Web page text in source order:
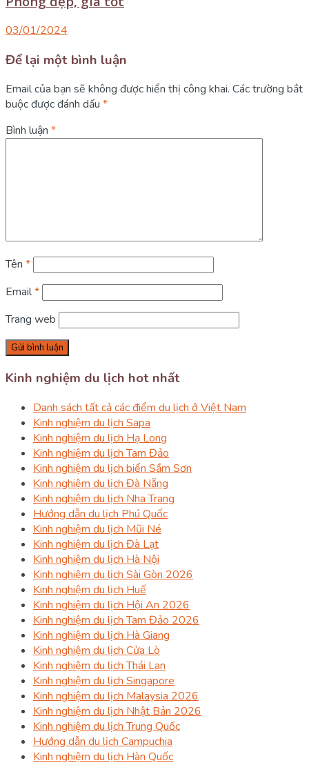
03/01/2024
Để lại một bình luận
Email của bạn sẽ không được hiển thị công khai. Các trường bắt
buộc được đánh dấu *
Bình luận *
Tên *
Email*
Trang web
Kinh nghiệm du lịch hot nhất
Danh sách tất cả các điểm du lịch ở Việt Nam
Kinh nghiệm du lịch Sapa
Kinh nghiệm du lịch Hạ Long
Kinh nghiệm du lịch Tam Đảo
Kinh nghiệm du lịch biển Sầm Sơn
Kinh nghiệm du lịch Đà Nẵng
Kinh nghiệm du lịch Nha Trang
Hướng dẫn du lịch Phú Quốc
Kinh nghiệm du lịch Mũi Né
Kinh nghiệm du lịch Đà Lạt
Kinh nghiệm du lịch Hà Nội
Kinh nghiệm du lịch Sài Gòn 2026
Kinh nghiệm du lịch Huế
Kinh nghiệm du lịch Hội An 2026
Kinh nghiệm du lịch Tam Đảo 2026
Kinh nghiệm du lịch Hà Giang
Kinh nghiệm du lịch Cửa Lò
Kinh nghiệm du lịch Thái Lan
Kinh nghiệm du lịch Singapore
Kinh nghiệm du lịch Malaysia 2026
Kinh nghiệm du lịch Nhật Bản 2026
Kinh nghiệm du lịch Trung Quốc
Hướng dẫn du lịch Campuchia
Kinh nghiệm du lịch Hàn Quốc